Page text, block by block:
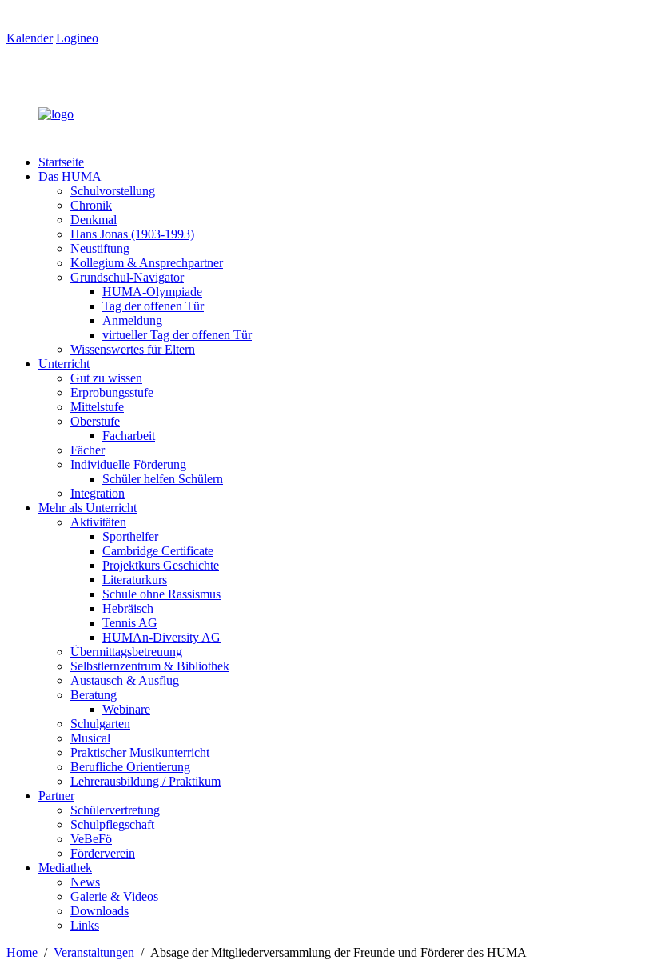
Kalender Logineo
Startseite
Das HUMA
Schulvorstellung
Chronik
Denkmal
Hans Jonas (1903-1993)
Neustiftung
Kollegium & Ansprechpartner
Grundschul-Navigator
HUMA-Olympiade
Tag der offenen Tür
Anmeldung
virtueller Tag der offenen Tür
Wissenswertes für Eltern
Unterricht
Gut zu wissen
Erprobungsstufe
Mittelstufe
Oberstufe
Facharbeit
Fächer
Individuelle Förderung
Schüler helfen Schülern
Integration
Mehr als Unterricht
Aktivitäten
Sporthelfer
Cambridge Certificate
Projektkurs Geschichte
Literaturkurs
Schule ohne Rassismus
Hebräisch
Tennis AG
HUMAn-Diversity AG
Übermittagsbetreuung
Selbstlernzentrum & Bibliothek
Austausch & Ausflug
Beratung
Webinare
Schulgarten
Musical
Praktischer Musikunterricht
Berufliche Orientierung
Lehrerausbildung / Praktikum
Partner
Schülervertretung
Schulpflegschaft
VeBeFö
Förderverein
Mediathek
News
Galerie & Videos
Downloads
Links
Home
Veranstaltungen Absage der Mitgliederversammlung der Freunde und Förderer des HUMA